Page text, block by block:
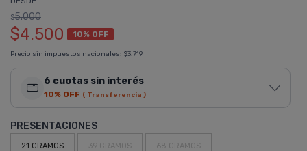
$5.000
$4.500 10% OFF
Precio sin impuestos nacionales: $3.719
6 cuotas sin interés
10% OFF ( Transferencia )
PRESENTACIONES
21 GRAMOS 39 GRAMOS 68 GRAMOS